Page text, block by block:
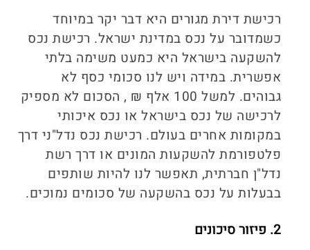
רכישת דירת מגורים היא דבר יקר במיוחד
כשמדובר על נכס במדינת ישראל. רכישת נכס
להשקעה בישראל היא כמעט משימה בלתי
אפשרית. במידה ויש לנו סכומי כסף לא
גבוהים. למשל 100 אלף ₪ , הסכום לא מספיק
לרכישה של נכס בישראל או נכס איכותי
במקומות אחרים בעולם. רכישת נכס נדל"ני דרך
פלטפורמת להשקעות המונים או דרך רשת
נדל"ן חברתית, תאפשר לנו להיות שותפים
בבעלות על נכס בהשקעה של סכומים נמוכים.
2. פיזור סיכונים